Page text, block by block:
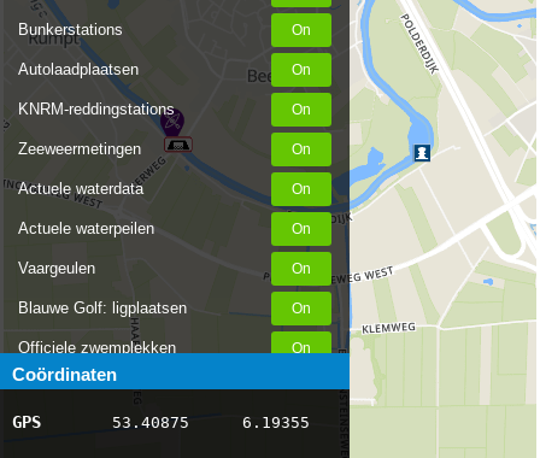
Bunkerstations
Autolaadplaatsen
KNRM-reddingstations
Zeeweermetingen
Actuele waterdata
Actuele waterpeilen
Vaargeulen
Blauwe Golf: ligplaatsen
Officiele zwemplekken
Stremmingen/hinder
AIS scheepsposities
Coördinaten
GPS 53.40875 6.19355